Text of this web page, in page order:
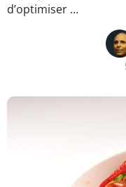
d’optimiser …